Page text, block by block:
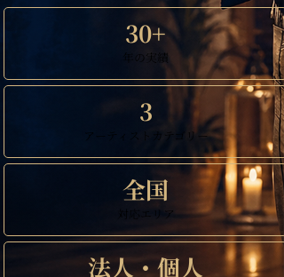
30+
年の実績
3
アーティストカテゴリー
全国
対応エリア
法人・個人